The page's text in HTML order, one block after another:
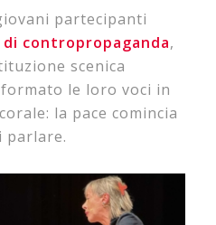
partecipanti
di contropropaganda,
scenica
le loro voci in
la pace comincia
parlare.